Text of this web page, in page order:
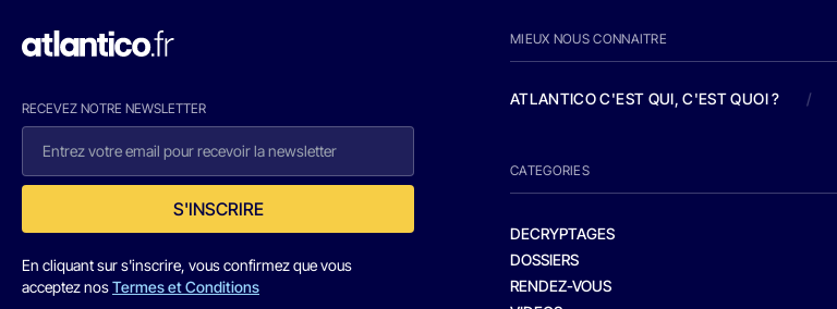
RECEVEZ NOTRE NEWSLETTER
S'INSCRIRE
En cliquant sur s'inscrire, vous confirmez que vous
acceptez nosTermes et Conditions
MIEUX NOUS CONNAITRE
ATLANTICO C'EST QUI, C'EST QUOI ? /
CATEGORIES
DECRYPTAGES
DOSSIERS
RENDEZ-VOUS